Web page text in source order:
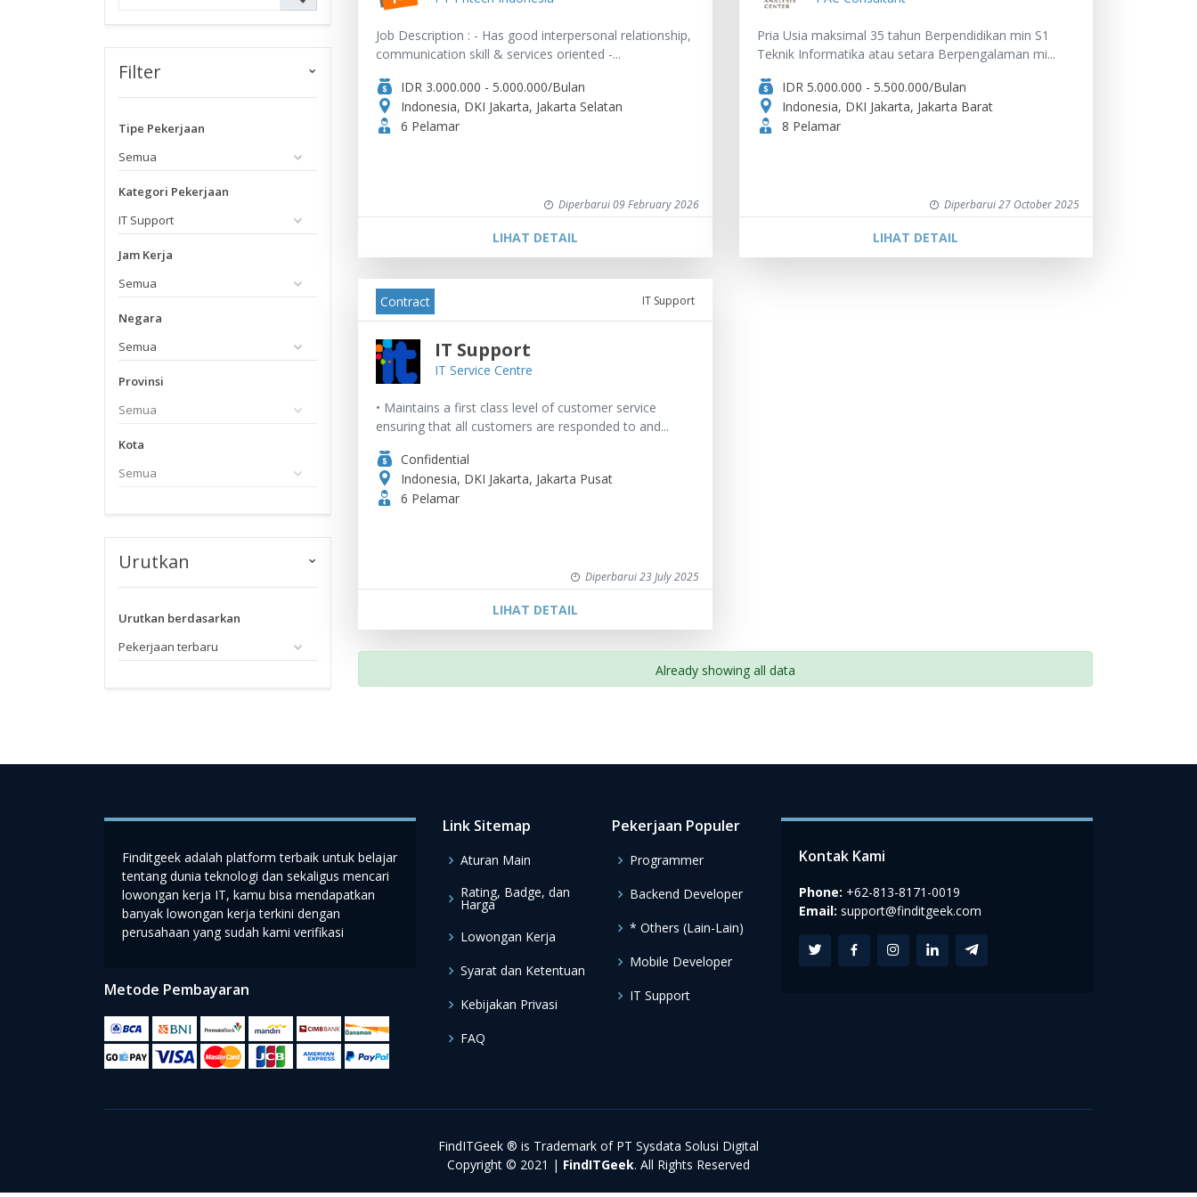
Filter
Tipe Pekerjaan
Kategori Pekerjaan
Jam Kerja
Negara
Provinsi
Kota
Urutkan
Urutkan berdasarkan
Job Description : - Has good interpersonal relationship,
communication skill & services oriented -...
IDR 3.000.000 - 5.000.000/Bulan
Indonesia, DKI Jakarta, Jakarta Selatan
6 Pelamar
Diperbarui 09 February 2026
LIHAT DETAIL
Pria Usia maksimal 35 tahun Berpendidikan min S1
Teknik Informatika atau setara Berpengalaman mi...
IDR 5.000.000 - 5.500.000/Bulan
Indonesia, DKI Jakarta, Jakarta Barat
8 Pelamar
Diperbarui 27 October 2025
LIHAT DETAIL
Contract IT Support
IT Support
IT Service Centre
• Maintains a first class level of customer service
ensuring that all customers are responded to and...
Confidential
Indonesia, DKI Jakarta, Jakarta Pusat
6 Pelamar
Diperbarui 23 July 2025
LIHAT DETAIL
Already showing all data
Finditgeek adalah platform terbaik untuk belajar
tentang dunia teknologi dan sekaligus mencari
lowongan kerja IT, kamu bisa mendapatkan
banyak lowongan kerja terkini dengan
perusahaan yang sudah kami verifikasi
Metode Pembayaran
Link Sitemap
Aturan Main
Rating, Badge, dan
Harga
Lowongan Kerja
Syarat dan Ketentuan
Kebijakan Privasi
FAQ
Pekerjaan Populer
Programmer
Backend Developer
* Others (Lain-Lain)
Mobile Developer
IT Support
Kontak Kami
Phone: +62-813-8171-0019
Email: support@finditgeek.com
FindITGeek ® is Trademark of PT Sysdata Solusi Digital
Copyright © 2021 | FindITGeek. All Rights Reserved